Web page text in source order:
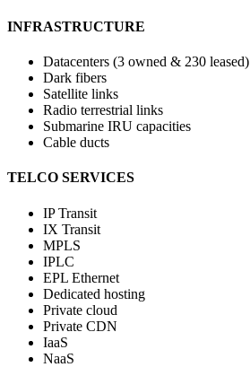
INFRASTRUCTURE
Datacenters (3 owned & 230 leased)
Dark fibers
Satellite links
Radio terrestrial links
Submarine IRU capacities
Cable ducts
TELCO SERVICES
IP Transit
IX Transit
MPLS
IPLC
EPL Ethernet
Dedicated hosting
Private cloud
Private CDN
IaaS
NaaS